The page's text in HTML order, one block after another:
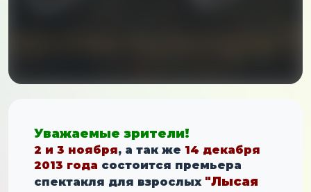
Уважаемые зрители!
2 и 3 ноября, а так же 14 декабря
2013 года состоится премьера
спектакля для взрослых "Лысая